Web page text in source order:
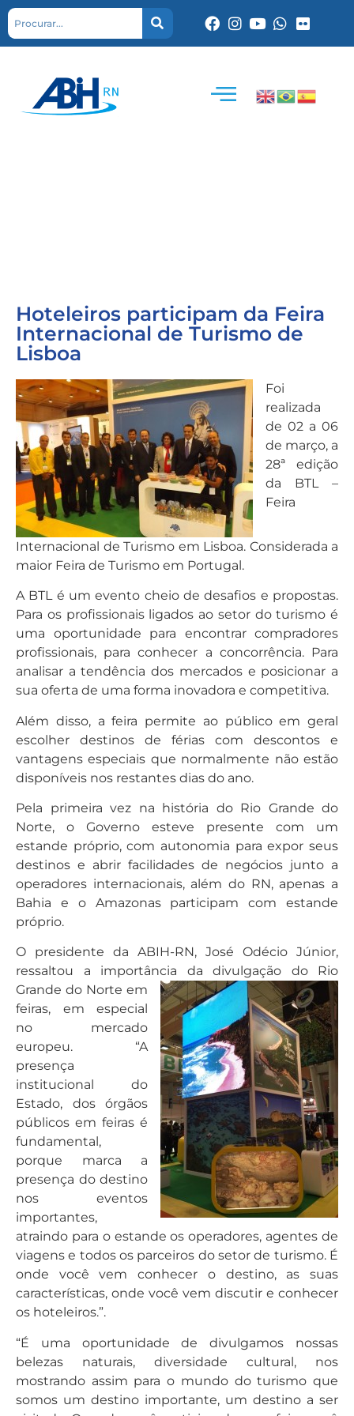
Hoteleiros participam da Feira
Internacional de Turismo de
Lisboa
Foi
realizada
de 02 a 06
de março, a
28ª edição
da BTL –
Feira
Internacional de Turismo em Lisboa. Considerada a
maior Feira de Turismo em Portugal.
A BTL é um evento cheio de desafios e propostas.
Para os profissionais ligados ao setor do turismo é
uma oportunidade para encontrar compradores
profissionais, para conhecer a concorrência. Para
analisar a tendência dos mercados e posicionar a
sua oferta de uma forma inovadora e competitiva.
Além disso, a feira permite ao público em geral
escolher destinos de férias com descontos e
vantagens especiais que normalmente não estão
disponíveis nos restantes dias do ano.
Pela primeira vez na história do Rio Grande do
Norte, o Governo esteve presente com um
estande próprio, com autonomia para expor seus
destinos e abrir facilidades de negócios junto a
operadores internacionais, além do RN, apenas a
Bahia e o Amazonas participam com estande
próprio.
O presidente da ABIH-RN, José Odécio Júnior,
ressaltou a importância da divulgação do Rio
Grande do Norte em
feiras, em especial
no mercado
europeu. “A
presença
institucional do
Estado, dos órgãos
públicos em feiras é
fundamental,
porque marca a
presença do destino
nos eventos
importantes,
atraindo para o estande os operadores, agentes de
viagens e todos os parceiros do setor de turismo. É
onde você vem conhecer o destino, as suas
características, onde você vem discutir e conhecer
os hoteleiros.”.
“É uma oportunidade de divulgamos nossas
belezas naturais, diversidade cultural, nos
mostrando assim para o mundo do turismo que
somos um destino importante, um destino a ser